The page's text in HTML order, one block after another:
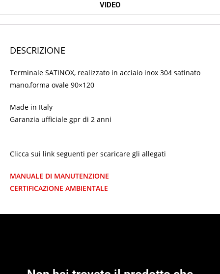
VIDEO
DESCRIZIONE
Terminale SATINOX, realizzato in acciaio inox 304 satinato
mano,forma ovale 90×120
Made in Italy
Garanzia ufficiale gpr di 2 anni
Clicca sui link seguenti per scaricare gli allegati
MANUALE DI MANUTENZIONE
CERTIFICAZIONE AMBIENTALE